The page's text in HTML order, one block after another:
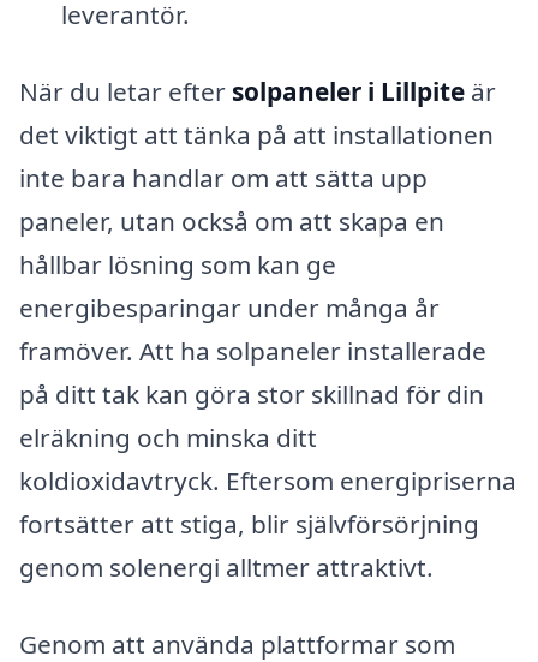
leverantör.
När du letar efter solpaneler i Lillpite är
det viktigt att tänka på att installationen
inte bara handlar om att sätta upp
paneler, utan också om att skapa en
hållbar lösning som kan ge
energibesparingar under många år
framöver. Att ha solpaneler installerade
på ditt tak kan göra stor skillnad för din
elräkning och minska ditt
koldioxidavtryck. Eftersom energipriserna
fortsätter att stiga, blir självförsörjning
genom solenergi alltmer attraktivt.
Genom att använda plattformar som